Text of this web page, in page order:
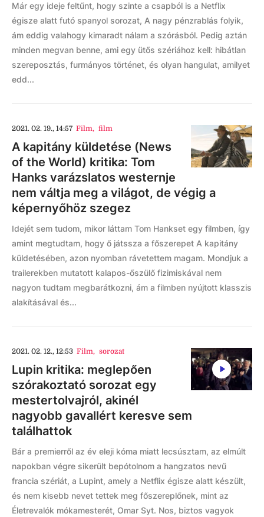
Már egy ideje feltűnt, hogy szinte a csapból is a Netflix
égisze alatt futó spanyol sorozat, A nagy pénzrablás folyik,
ám eddig valahogy kimaradt nálam a szórásból. Pedig aztán
minden megvan benne, ami egy ütős szériához kell: hibátlan
szereposztás, furmányos történet, és olyan hangulat, amilyet
edd...
2021. 02. 19., 14:57 Film, film
A kapitány küldetése (News
of the World) kritika: Tom
Hanks varázslatos westernje
nem váltja meg a világot, de végig a
képernyőhöz szegez
Idejét sem tudom, mikor láttam Tom Hankset egy filmben, így
amint megtudtam, hogy ő játssza a főszerepet A kapitány
küldetésében, azon nyomban rávetettem magam. Mondjuk a
trailerekben mutatott kalapos-őszülő fizimiskával nem
nagyon tudtam megbarátkozni, ám a filmben nyújtott klasszis
alakításával és...
2021. 02. 12., 12:53 Film, sorozat
Lupin kritika: meglepően
szórakoztató sorozat egy
mestertolvajról, akinél
nagyobb gavallért keresve sem
találhattok
Bár a premierről az év eleji kóma miatt lecsúsztam, az elmúlt
napokban végre sikerült bepótolnom a hangzatos nevű
francia szériát, a Lupint, amely a Netflix égisze alatt készült,
és nem kisebb nevet tettek meg főszereplőnek, mint az
Életrevalók mókamesterét, Omar Syt. Nos, biztos vagyok